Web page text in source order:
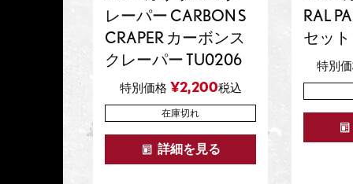
レーパー CARBON S
CRAPER カーボンス
クレーパー TU0206
特別価格 ¥2,200税込
在庫切れ
詳細を見る
RAL
セッ
特別